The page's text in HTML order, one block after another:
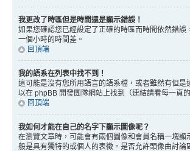
我更改了時區但是時間還是顯示錯誤！
如果您確認您已經設定了正確的時區而時間依然錯
一個小時的時間差。
回頂端
我的語系在列表中找不到！
這可能是沒有您所用語言的語系檔，或者雖然有但
以在 phpBB 開發團隊網站上找到（連結請看每一頁
回頂端
我如何才能在自己的名字下顯示圖像呢？
在瀏覽文章時，可能會有兩個圖像和會員名稱一塊
般是具有獨特的或個人的表徵。是否允許頭像由討